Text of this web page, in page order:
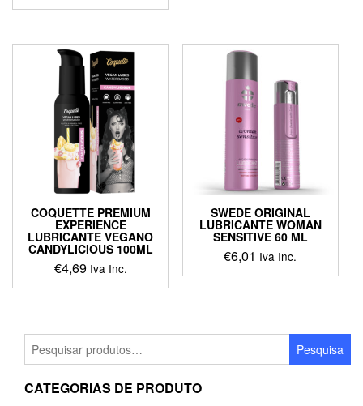
COQUETTE PREMIUM
EXPERIENCE
LUBRICANTE VEGANO
CANDYLICIOUS 100ML
€4,69 Iva Inc.
SWEDE ORIGINAL
LUBRICANTE WOMAN
SENSITIVE 60 ML
€6,01 Iva Inc.
Pesquisar
por:
Pesquisa
CATEGORIAS DE PRODUTO